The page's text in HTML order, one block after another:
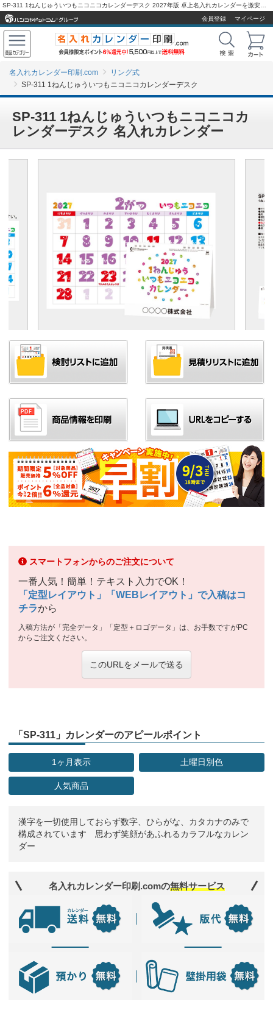
会員登録
マイページ
名入れカレンダー印刷.com
リング式
SP-311 1ねんじゅういつもニコニコカレンダーデスク
SP-311 1ねんじゅういつもニコニコカ
レンダーデスク 名入れカレンダー
スマートフォンからのご注文について
一番人気！簡単！テキスト入力でOK！
「定型レイアウト」「WEBレイアウト」で入稿はコ
チラから
入稿方法が「完全データ」「定型＋ロゴデータ」は、お手数ですがPC
からご注文ください。
このURLをメールで送る
「SP-311」カレンダーのアピールポイント
1ヶ月表示 土曜日別色
人気商品
漢字を一切使用しておらず数字、ひらがな、カタカナのみで
構成されています 思わず笑顔があふれるカラフルなカレン
ダー
名入れカレンダー印刷.comの無料サービス